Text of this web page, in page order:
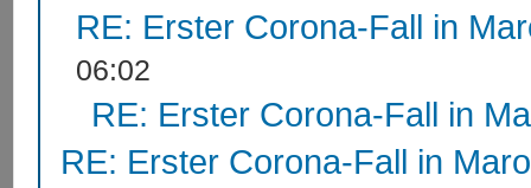
RE: Erster Corona-Fall in
06:02
RE: Erster Corona-Fall in
RE: Erster Corona-Fall in